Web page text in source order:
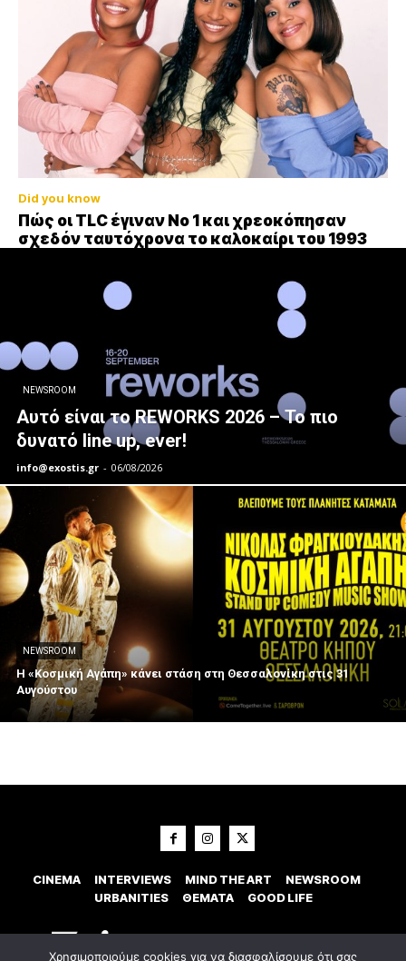
Did you know
Πώς οι TLC έγιναν Νο 1 και χρεοκόπησαν
σχεδόν ταυτόχρονα το καλοκαίρι του 1993
NEWSROOM
Αυτό είναι το REWORKS 2026 – Το πιο
δυνατό line up, ever!
info@exostis.gr - 06/08/2026
NEWSROOM
Η «Κοσμική Αγάπη» κάνει στάση στη Θεσσαλονίκη στις 31
Αυγούστου
CINEMA INTERVIEWS MIND THE ART
NEWSROOM
URBANITIES
ΘΕΜΑΤΑ GOOD LIFE
Χρησιμοποιούμε cookies για να διασφαλίσουμε ότι σας